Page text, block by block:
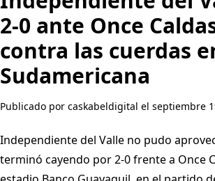
2-0 ante Once
contra las cuerdas
Sudamericana
Publicado por caskabeldigital el septiembre
Independiente del Valle no pudo
terminó cayendo por 2-0 frente a Once